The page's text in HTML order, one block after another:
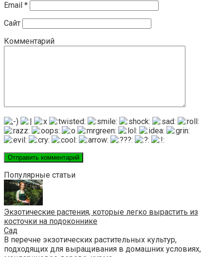
Email *
Сайт
Комментарий
Популярные статьи
Экзотические растения, которые легко вырастить из
косточки на подоконнике
Сад
В перечне экзотических растительных культур,
подходящих для выращивания в домашних условиях,